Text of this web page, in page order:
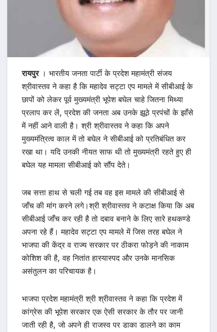
रायपुर। भारतीय जनता पार्टी के प्रदेश महामंत्री संजय
श्रीवास्तव ने कहा है कि महादेव सट्टा एप मामले में सीबीआई के
छापों को लेकर पूर्व मुख्यमंत्री भूपेश बघेल चाहे जितना मिथ्या
प्रलाप कर लें, प्रदेश की जनता अब उनके झूठे प्रपंचों के झाँसे
में नहीं आने वाली है। श्री श्रीवास्तव ने कहा कि अपने
मुख्यमंत्रित्व काल में तो बघेल ने सीबीआई को प्रतिबंधित कर
रखा था। यदि उनकी नीयत साफ थी तो मुख्यमंत्री रहते हुए ही
बघेल यह मामला सीबीआई को सौंप देते।
जब सत्ता हाथ से चली गई तब वह इस मामले की सीबीआई से
जाँच की मांग करने लगे।श्री श्रीवास्तव ने कटाक्ष किया कि अब
सीबीआई जाँच कर रही है तो दबाव बनाने के लिए सारे हथकण्डे
अपना रहे हैं। महादेव सट्टा एप मामले में जिस तरह बघेल ने
भाजपा की केंद्र व राज्य सरकार पर ठीकरा फोड़ने की नाकाम
कोशिश की है, वह नितांत हास्यास्पद और उनके मानसिक
असंतुलन का परिचायक है।
भाजपा प्रदेश महामंत्री श्री श्रीवास्तव ने कहा कि प्रदेश में
कांग्रेस की भूपेश सरकार एक ऐसी सरकार के तौर पर जानी
जाती रही है, जो अपने ही राजस्व पर डाका डालने का काम